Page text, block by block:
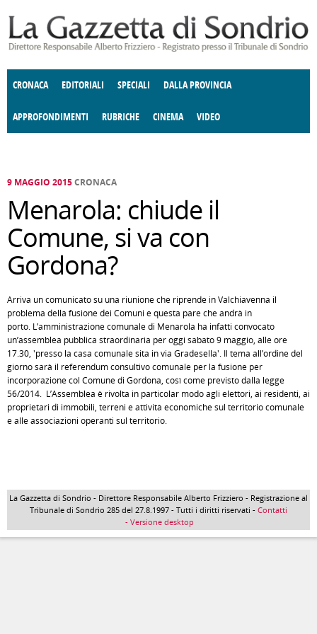
CRONACA EDITORIALI SPECIALI DALLA PROVINCIA
APPROFONDIMENTI
E SPETTACOLI POLITICA
RUBRICHE
DELLE IDEE FATTI DELLO SPIRITO
CINEMA VIDEO
9 MAGGIO 2015CRONACA
Menarola: chiude il
Comune, si va con
Gordona?
Arriva un comunicato su una riunione che riprende in Valchiavenna il
problema della fusione dei Comuni e questa pare che andrà in
porto. L’amministrazione comunale di Menarola ha infatti convocato
un’assemblea pubblica straordinaria per oggi sabato 9 maggio, alle ore
17.30, 'presso la casa comunale sita in via Gradesella'. Il tema all’ordine del
giorno sarà il referendum consultivo comunale per la fusione per
incorporazione col Comune di Gordona, così come previsto dalla legge
56/2014. L’Assemblea è rivolta in particolar modo agli elettori, ai residenti, ai
proprietari di immobili, terreni e attività economiche sul territorio comunale
e alle associazioni operanti sul territorio.
La Gazzetta di Sondrio - Direttore Responsabile Alberto Frizziero - Registrazione al
Tribunale di Sondrio 285 del 27.8.1997 - Tutti i diritti riservati - Contatti
- Versione desktop